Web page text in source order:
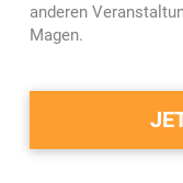
anderen
Magen.